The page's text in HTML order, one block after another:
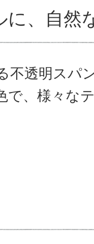
に、自然
不透明スパ
で、様々な